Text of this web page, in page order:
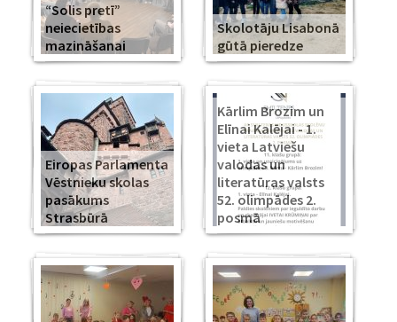
“Solis pretī”
neiecietības
mazināšanai
Skolotāju Lisabonā
gūtā pieredze
Eiropas Parlamenta
Vēstnieku skolas
pasākums
Strasbūrā
Kārlim Brozim un
Elīnai Kalējai - 1.
vieta Latviešu
valodas un
literatūras valsts
52. olimpādes 2.
posmā